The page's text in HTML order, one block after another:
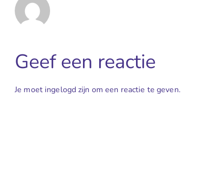
Geef een reactie
Je moet ingelogd zijn om een reactie te geven.